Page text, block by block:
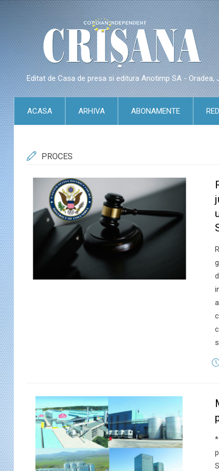
Editat de Casa de presa si editura Anotimp SA - Oradea,
ACASA ARHIVA ABONAMENTE
PROCES